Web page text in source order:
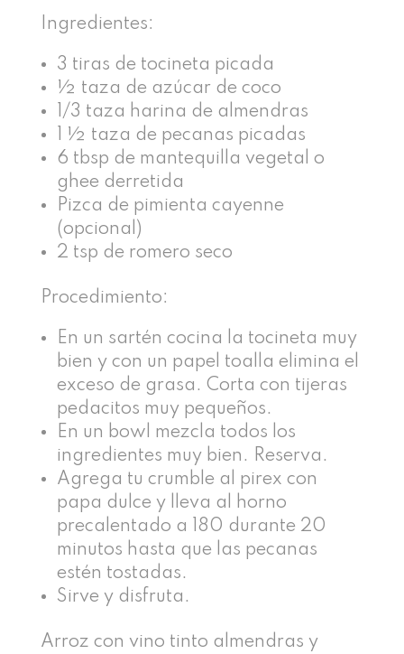
Ingredientes:
3 tiras de tocineta picada
½ taza de azúcar de coco
1/3 taza harina de almendras
1 ½ taza de pecanas picadas
6 tbsp de mantequilla vegetal o
ghee derretida
Pizca de pimienta cayenne
(opcional)
2 tsp de romero seco
Procedimiento:
En un sartén cocina la tocineta muy
bien y con un papel toalla elimina el
exceso de grasa. Corta con tijeras
pedacitos muy pequeños.
En un bowl mezcla todos los
ingredientes muy bien. Reserva.
Agrega tu crumble al pirex con
papa dulce y lleva al horno
precalentado a 180 durante 20
minutos hasta que las pecanas
estén tostadas.
Sirve y disfruta.
Arroz con vino tinto almendras y